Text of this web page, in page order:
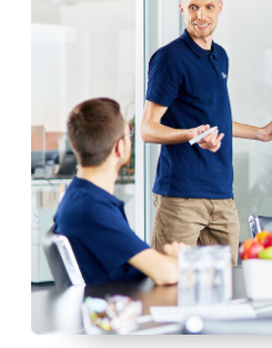
Intuitives und einfach zu
Webseiten-
EIGENE WEBSITE
Individuelle Viato
VIATO KICKSTARTER
Ein leichter Einstieg in
Gastgeber mit bis zu 20
IHREN ANBIETER WECHSELN